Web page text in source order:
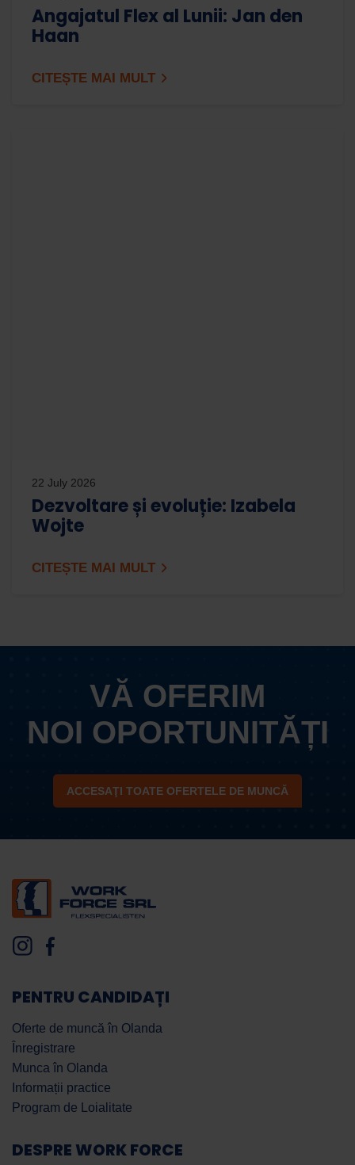
Angajatul Flex al Lunii: Jan den
Haan
CITEȘTE MAI MULT
22 July 2026
Dezvoltare și evoluție: Izabela
Wojte
CITEȘTE MAI MULT
VĂ OFERIM
NOI OPORTUNITĂȚI
ACCESAŢI TOATE OFERTELE DE MUNCĂ
PENTRU CANDIDAȚI
Oferte de muncă în Olanda
Înregistrare
Munca în Olanda
Informații practice
Program de Loialitate
DESPRE WORK FORCE